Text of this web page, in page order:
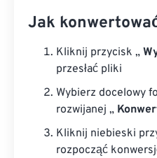
Jak
Kliknij przycisk „
przesłać pliki
Wybierz docelowy
rozwijanej „
Kliknij niebieski
rozpocząć